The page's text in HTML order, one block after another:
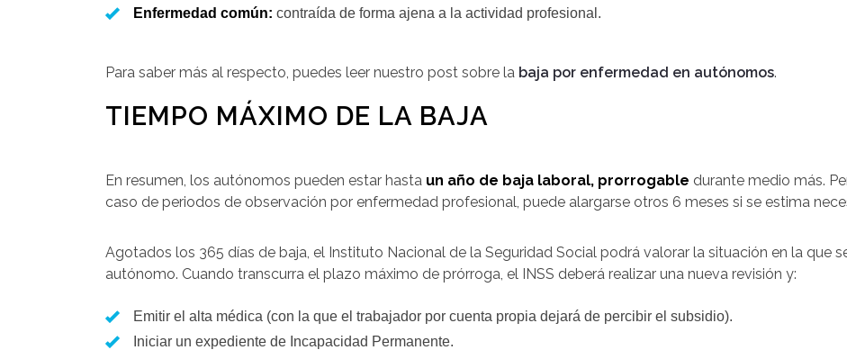
Enfermedad común: contraída de forma ajena a la actividad profesional.
Para saber más al respecto, puedes leer nuestro post sobre la baja por enfermedad en autónomos.
TIEMPO MÁXIMO DE LA BAJA
En resumen, los autónomos pueden estar hasta un año de baja laboral, prorrogable durante medio más.
caso de periodos de observación por enfermedad profesional, puede alargarse otros 6 meses si se estima
Agotados los 365 días de baja, el Instituto Nacional de la Seguridad Social podrá valorar la situación en la que
autónomo. Cuando transcurra el plazo máximo de prórroga, el INSS deberá realizar una nueva revisión y:
Emitir el alta médica (con la que el trabajador por cuenta propia dejará de percibir el subsidio).
Iniciar un expediente de Incapacidad Permanente.